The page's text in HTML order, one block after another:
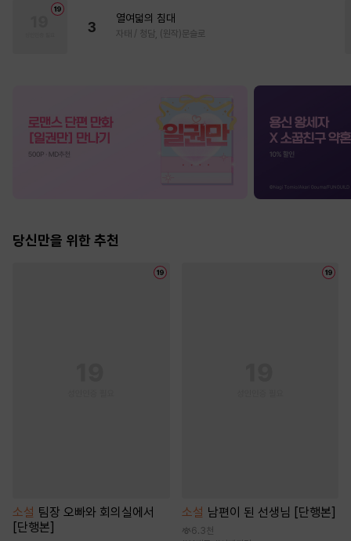
3
열여덟의 침대
자태 / 청담, (원작)문슬로
당신만을 위한 추천
소설 팀장 오빠와 회의실에서
[단행본]
소설 남편이 된 선생님 [단행본]
6.3천